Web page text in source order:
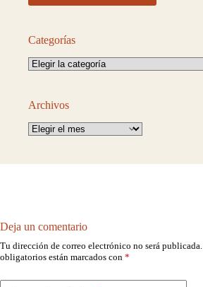
Categorías
Categorías
Archivos
Archivos
Deja un comentario
Tu dirección de correo electrónico no será publicada.
obligatorios están marcados con *